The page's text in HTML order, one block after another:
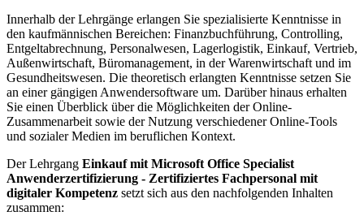
Innerhalb der Lehrgänge erlangen Sie spezialisierte Kenntnisse in
den kaufmännischen Bereichen: Finanzbuchführung, Controlling,
Entgeltabrechnung, Personalwesen, Lagerlogistik, Einkauf, Vertrieb,
Außenwirtschaft, Büromanagement, in der Warenwirtschaft und im
Gesundheitswesen. Die theoretisch erlangten Kenntnisse setzen Sie
an einer gängigen Anwendersoftware um. Darüber hinaus erhalten
Sie einen Überblick über die Möglichkeiten der Online-
Zusammenarbeit sowie der Nutzung verschiedener Online-Tools
und sozialer Medien im beruflichen Kontext.
Der Lehrgang Einkauf mit Microsoft Office Specialist
Anwenderzertifizierung - Zertifiziertes Fachpersonal mit
digitaler Kompetenz setzt sich aus den nachfolgenden Inhalten
zusammen: